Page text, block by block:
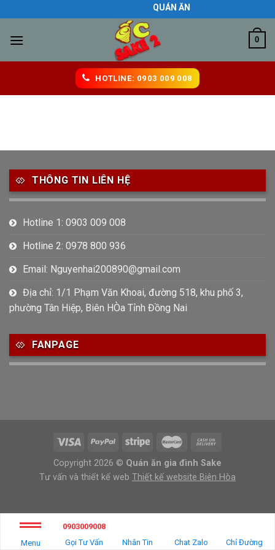
to
content
QUÁN ĂN NGON BIÊN HÒA
0
HOTLINE: 0903 009 008
THÔNG TIN LIÊN HỆ
Hotline 1: 0903 009 008
Hotline 2: 0978 800 936
Email: Nguyenhai200890@gmail.com
Địa chỉ: 1/1 Phạm Văn Khoai, đường 518, khu phố 3,
phường Tân Hiệp, Biên HÒa Tỉnh Đồng Nai
FANPAGE
Copyright 2026 © Quán ăn gia đình Sake
Tư vấn và thiết kế web Thiết kế website Biên Hòa
Menu
0903009008
Gọi Tư Vấn
Nhắn Tin Chat Zalo Chỉ Đường